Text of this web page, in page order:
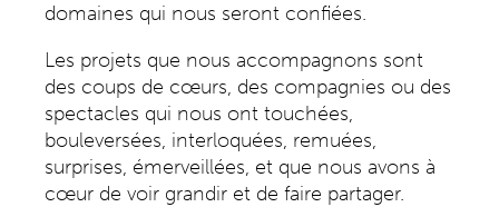
domaines qui nous seront confiées.
Les projets que nous accompagnons sont
des coups de cœurs, des compagnies ou des
spectacles qui nous ont touchées,
bouleversées, interloquées, remuées,
surprises, émerveillées, et que nous avons à
cœur de voir grandir et de faire partager.